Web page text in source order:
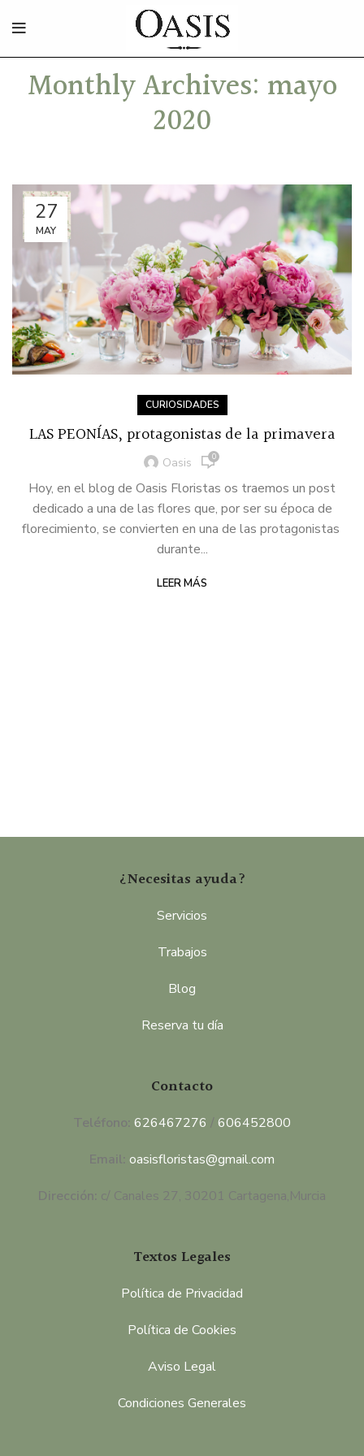
Monthly Archives: mayo
2020
27
MAY
CURIOSIDADES
LAS PEONÍAS, protagonistas de la primavera
Oasis 0
Hoy, en el blog de Oasis Floristas os traemos un post
dedicado a una de las flores que, por ser su época de
florecimiento, se convierten en una de las protagonistas
durante...
LEER MÁS
¿Necesitas ayuda?
Servicios
Trabajos
Blog
Reserva tu día
Contacto
Teléfono: 626467276 / 606452800
Email: oasisfloristas@gmail.com
Dirección: c/ Canales 27, 30201 Cartagena,Murcia
Textos Legales
Política de Privacidad
Política de Cookies
Aviso Legal
Condiciones Generales